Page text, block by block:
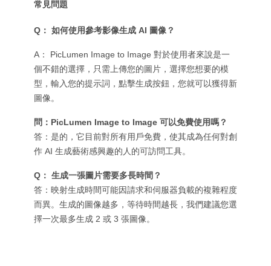
常見問題
Q： 如何使用參考影像生成 AI 圖像？
A： PicLumen Image to Image 對於使用者來說是一
個不錯的選擇，只需上傳您的圖片，選擇您想要的模
型，輸入您的提示詞，點擊生成按鈕，您就可以獲得新
圖像。
問：PicLumen Image to Image 可以免費使用嗎？
答：是的，它目前對所有用戶免費，使其成為任何對創
作 AI 生成藝術感興趣的人的可訪問工具。
Q： 生成一張圖片需要多長時間？
答：映射生成時間可能因請求和伺服器負載的複雜程度
而異。生成的圖像越多，等待時間越長，我們建議您選
擇一次最多生成 2 或 3 張圖像。